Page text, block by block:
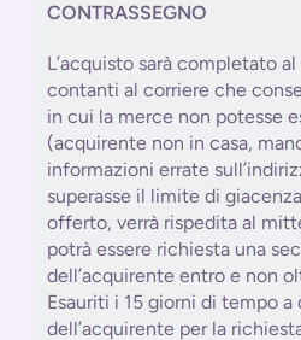
CONTRASSEGNO
L’acquisto sarà completato
contanti al corriere che
in cui la merce non potesse
(acquirente non in casa,
informazioni errate
superasse il limite di
offerto, verrà rispedita al
potrà essere richiesta una
dell’acquirente entro e non
Esauriti i 15 giorni di tempo a
dell’acquirente per la